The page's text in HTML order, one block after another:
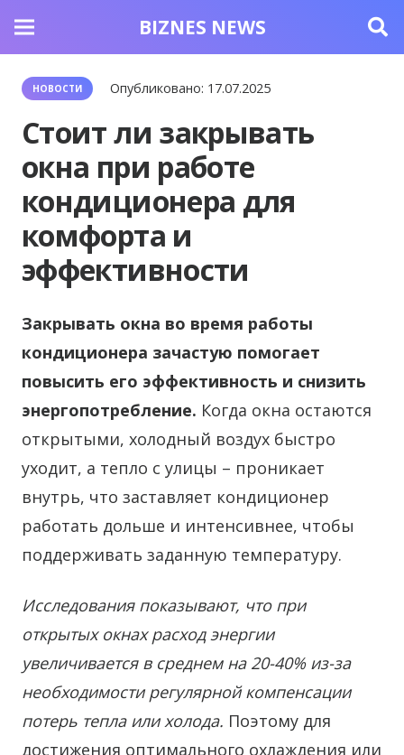
BIZNES NEWS
НОВОСТИ Опубликовано: 17.07.2025
Стоит ли закрывать
окна при работе
кондиционера для
комфорта и
эффективности
Закрывать окна во время работы
кондиционера зачастую помогает
повысить его эффективность и снизить
энергопотребление. Когда окна остаются
открытыми, холодный воздух быстро
уходит, а тепло с улицы – проникает
внутрь, что заставляет кондиционер
работать дольше и интенсивнее, чтобы
поддерживать заданную температуру.
Исследования показывают, что при
открытых окнах расход энергии
увеличивается в среднем на 20-40% из-за
необходимости регулярной компенсации
потерь тепла или холода. Поэтому для
достижения оптимального охлаждения или